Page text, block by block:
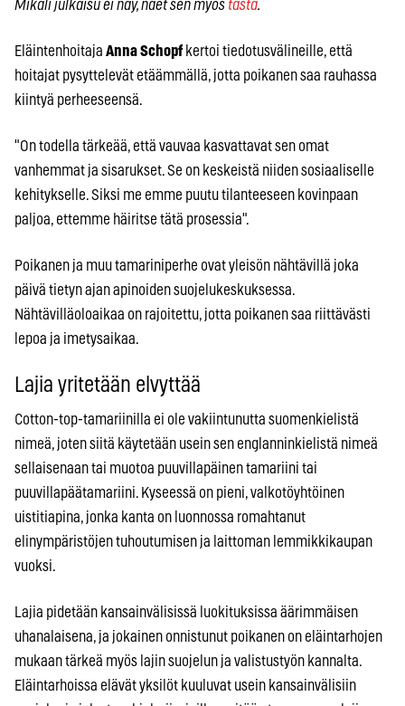
Mikäli julkaisu ei näy, näet sen myös tästä.
Eläintenhoitaja Anna Schopf kertoi tiedotusvälineille, että
hoitajat pysyttelevät etäämmällä, jotta poikanen saa rauhassa
kiintyä perheeseensä.
"On todella tärkeää, että vauvaa kasvattavat sen omat
vanhemmat ja sisarukset. Se on keskeistä niiden sosiaaliselle
kehitykselle. Siksi me emme puutu tilanteeseen kovinpaan
paljoa, ettemme häiritse tätä prosessia".
Poikanen ja muu tamariniperhe ovat yleisön nähtävillä joka
päivä tietyn ajan apinoiden suojelukeskuksessa.
Nähtävilläoloaikaa on rajoitettu, jotta poikanen saa riittävästi
lepoa ja imetysaikaa.
Lajia yritetään elvyttää
Cotton-top-tamariinilla ei ole vakiintunutta suomenkielistä
nimeä, joten siitä käytetään usein sen englanninkielistä nimeä
sellaisenaan tai muotoa puuvillapäinen tamariini tai
puuvillapäätamariini. Kyseessä on pieni, valkotöyhtöinen
uistitiapina, jonka kanta on luonnossa romahtanut
elinympäristöjen tuhoutumisen ja laittoman lemmikkikaupan
vuoksi.
Lajia pidetään kansainvälisissä luokituksissa äärimmäisen
uhanalaisena, ja jokainen onnistunut poikanen on eläintarhojen
mukaan tärkeä myös lajin suojelun ja valistustyön kannalta.
Eläintarhoissa elävät yksilöt kuuluvat usein kansainvälisiin